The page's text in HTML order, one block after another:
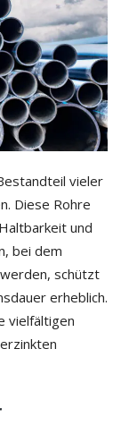
vieler
Diese Rohre
und
bei dem
schützt
erheblich.
vielfältigen